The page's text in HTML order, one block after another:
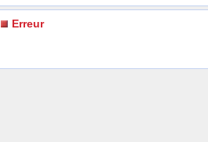
Erreur